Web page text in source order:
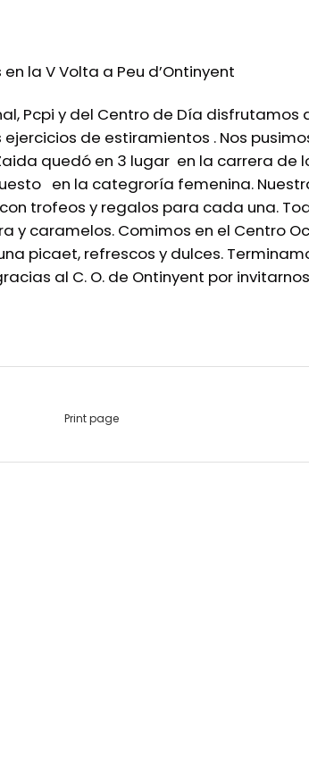
la V Volta a Peu d’Ontinyent
Pcpi y del Centro de Día disfrutamos
de estiramientos . Nos
quedó en 3 lugar en la carrera de
en la categroría femenina.
trofeos y regalos para cada una.
y caramelos. Comimos en el Centro
picaet, refrescos y dulces.
al C. O. de Ontinyent por
Print page